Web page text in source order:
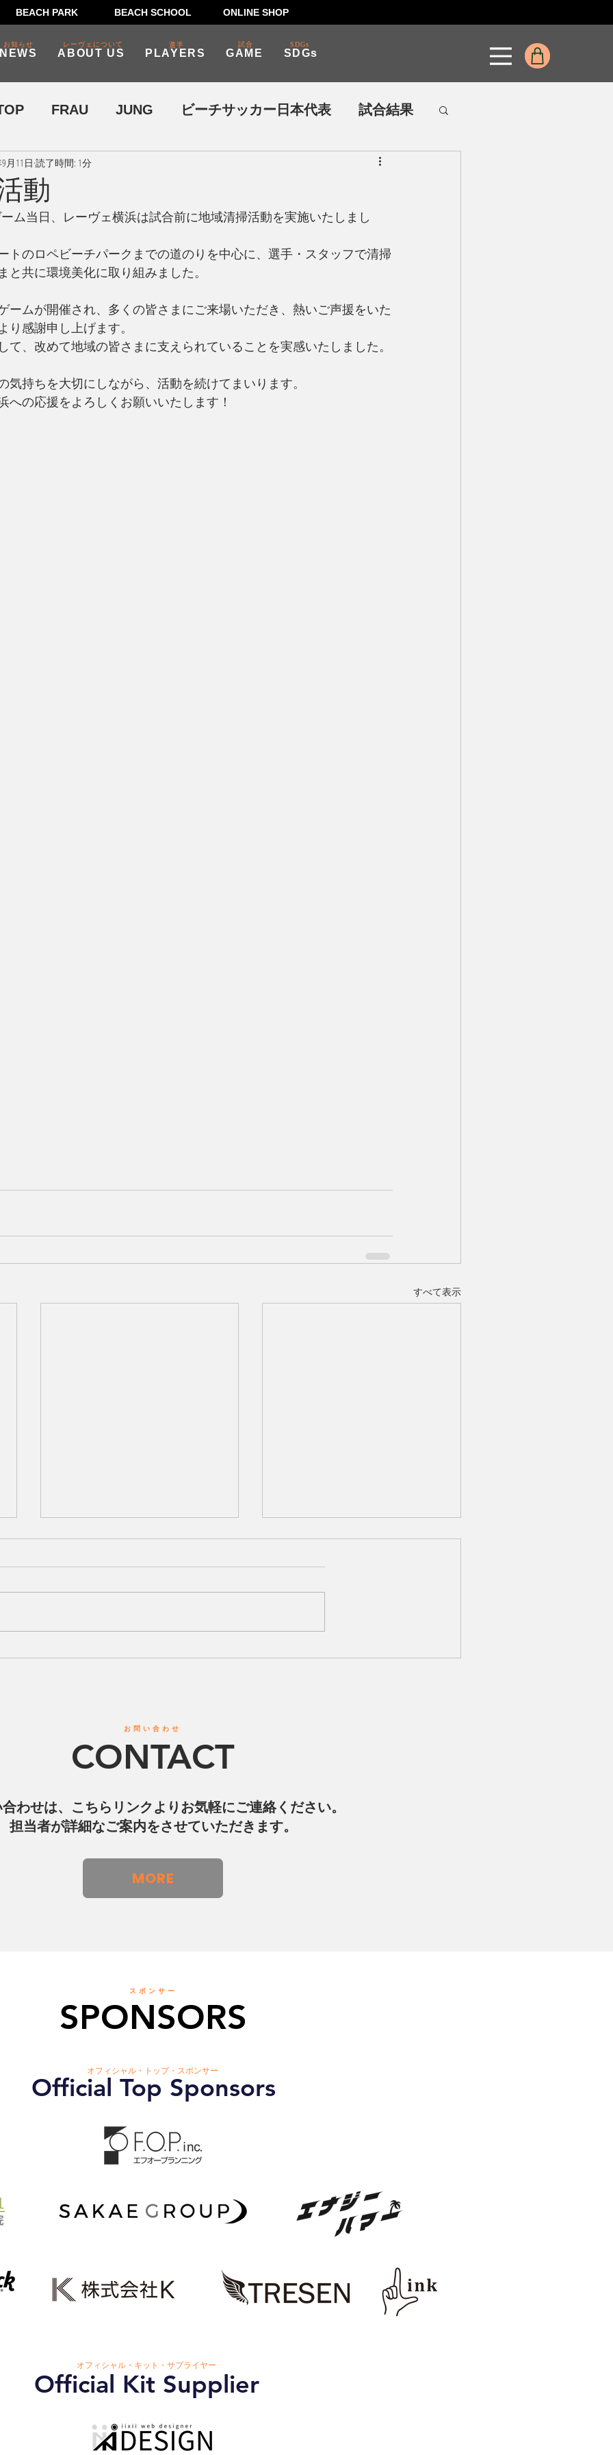
BEACH PARK BEACH SCHOOL ONLINE SHOP
NEWS ABOUT US PLAYERS GAME SDGs
お知らせ レーヴェについて 試合
選手 SDGs
FRAU JUNG ビーチサッカー日本代表 試合結果
・ビーチクリーン
動
月11日 読了時間: 1分
ム当日、レーヴェ横浜は試合前に地域清掃活動を実施いたしまし
トのロペビーチパークまでの道のりを中心に、選手・スタッフで清掃
と共に環境美化に取り組みました。
ームが開催され、多くの皆さまにご来場いただき、熱いご声援をいた
感謝申し上げます。
て、改めて地域の皆さまに支えられていることを実感いたしました。
気持ちを大切にしながら、活動を続けてまいります。
への応援をよろしくお願いいたします！
すべて表示
【エスコートキッズ中止のお
が中断しているため 中止とさせ
ます。 ご理解のほどよろしくお
願いいたします。
CONTACT
お問い合わせ
わせは、こちらリンクよりお気軽にご連絡ください。
担当者が詳細なご案内をさせていただきます。
MORE
SPONSORS
スポンサー
Official Top Sponsors
オフィシャル・トップ・スポンサー
Official Kit Supplier
オフィシャル・キット・サプライヤー